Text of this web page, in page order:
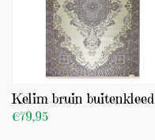
Kelim bruin buitenkleed
€79,95